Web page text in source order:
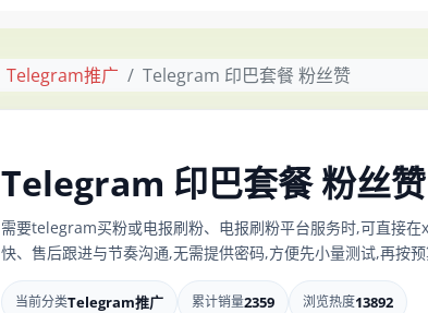
Telegram推广 Telegram 印巴套餐 粉丝赞
Telegram 印巴套餐 粉丝赞
需要telegram买粉或电报刷粉、电报刷粉平台服务时,可直接
快、售后跟进与节奏沟通,无需提供密码,方便先小量测试,再按
当前分类Telegram推广 累计销量2359 浏览热度13892